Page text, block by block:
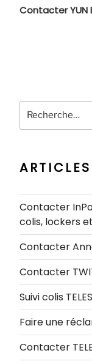
suivant
Contacter YUN
Recherche
pour
Contacter
colis, lockers
Contacter
Contacter
Suivi colis
Faire une
Contacter